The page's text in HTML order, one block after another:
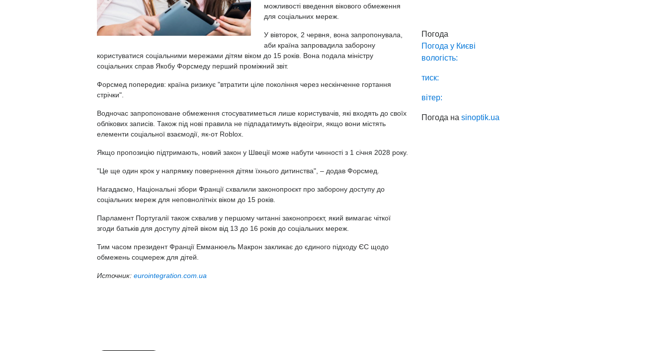
можливості введення вікового обмеження
для соціальних мереж.
У вівторок, 2 червня, вона запропонувала,
аби країна запровадила заборону
користуватися соціальними мережами дітям віком до 15 років. Вона подала міністру
соціальних справ Якобу Форсмеду перший проміжний звіт.
Форсмед попередив: країна ризикує "втратити ціле покоління через нескінченне гортання
стрічки".
Водночас запропоноване обмеження стосуватиметься лише користувачів, які входять до своїх
облікових записів. Також під нові правила не підпадатимуть відеоігри, якщо вони містять
елементи соціальної взаємодії, як-от Roblox.
Якщо пропозицію підтримають, новий закон у Швеції може набути чинності з 1 січня 2028 року.
"Це ще один крок у напрямку повернення дітям їхнього дитинства", – додав Форсмед.
Нагадаємо, Національні збори Франції схвалили законопроєкт про заборону доступу до
соціальних мереж для неповнолітніх віком до 15 років.
Парламент Португалії також схвалив у першому читанні законопроєкт, який вимагає чіткої
згоди батьків для доступу дітей віком від 13 до 16 років до соціальних мереж.
Тим часом президент Франції Емманюель Макрон закликає до єдиного підходу ЄС щодо
обмежень соцмереж для дітей.
Источник: eurointegration.com.ua
Погода
Погода у Києві
вологість:
тиск:
вітер:
Погода наsinoptik.ua